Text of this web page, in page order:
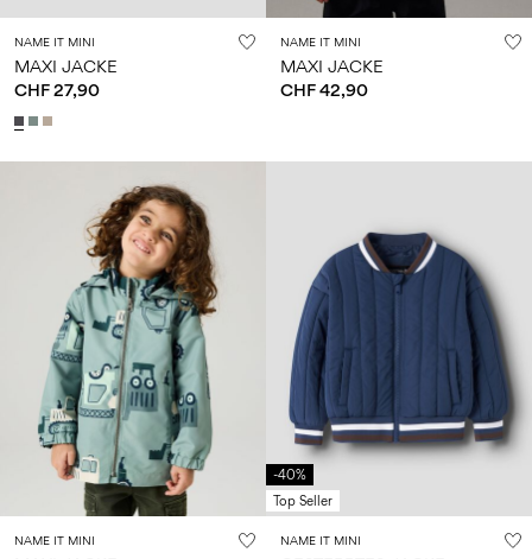
NAME IT MINI
MAXI JACKE
CHF 27,90
NAME IT MINI
MAXI JACKE
CHF 42,90
NAME IT MINI
-40%
Top Seller
NAME IT MINI